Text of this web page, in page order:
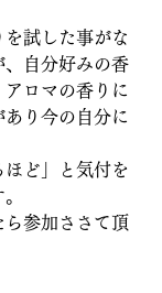
試した事がな
、自分好みの香
ロマの香りに
り今の自分に
ほど」と気付を
ら参加ささて頂